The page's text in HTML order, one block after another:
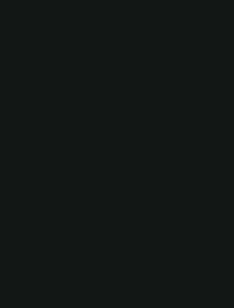
приборов
видения,
которые
наблюдения;
удобства